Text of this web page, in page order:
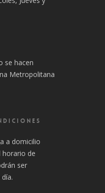
se hacen
Metropolitana
a domicilio
horario de
ser